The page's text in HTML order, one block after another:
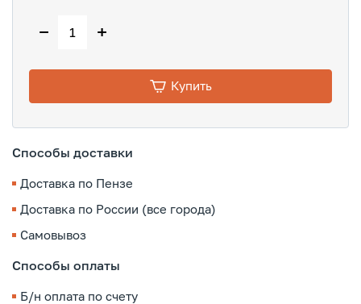
− +
Купить
Способы доставки
Доставка по Пензе
Доставка по России (все города)
Самовывоз
Способы оплаты
Б/н оплата по счету